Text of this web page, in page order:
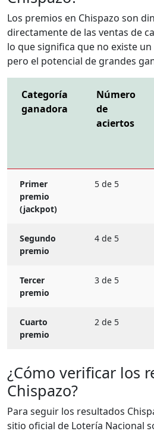
Los premios en Chispazo son
directamente de las ventas de
lo que significa que no existe
pero el potencial de grandes
Categoría
ganadora
Número
de
aciertos
Primer
premio
(jackpot)
5 de 5
Segundo
premio
4 de 5
Tercer
premio
3 de 5
Cuarto
premio
2 de 5
¿Cómo verificar los
Chispazo?
Para seguir los resultados
sitio oficial de Lotería Nacional